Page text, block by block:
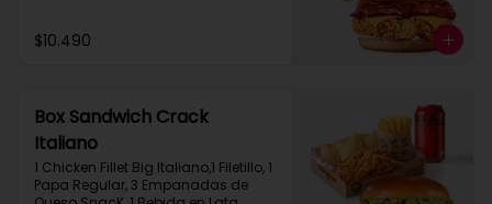
$10.490
Box Sandwich Crack
Italiano
1 Chicken Fillet Big Italiano,1 Filetillo, 1
Papa Regular, 3 Empanadas de